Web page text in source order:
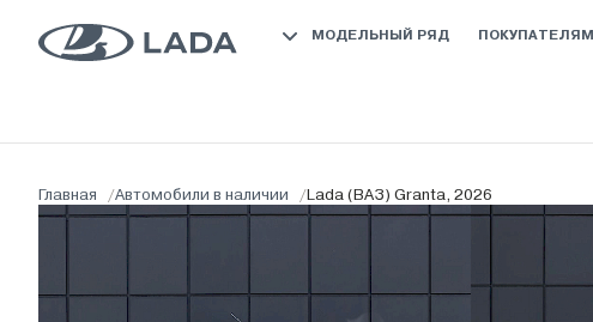
МОДЕЛЬНЫЙ РЯД ПОКУПАТЕЛЯМ
Главная /Автомобили в наличии / Lada (ВАЗ) Granta, 2026